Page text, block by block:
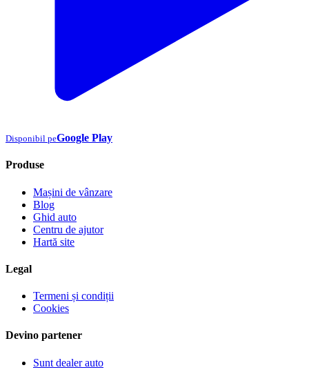
Disponibil peGoogle Play
Produse
Mașini de vânzare
Blog
Ghid auto
Centru de ajutor
Hartă site
Legal
Termeni și condiții
Cookies
Devino partener
Sunt dealer auto